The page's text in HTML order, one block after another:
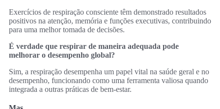
Exercícios de respiração consciente têm demonstrado resultados
positivos na atenção, memória e funções executivas, contribuindo
para uma melhor tomada de decisões.
É verdade que respirar de maneira adequada pode
melhorar o desempenho global?
Sim, a respiração desempenha um papel vital na saúde geral e no
desempenho, funcionando como uma ferramenta valiosa quando
integrada a outras práticas de bem-estar.